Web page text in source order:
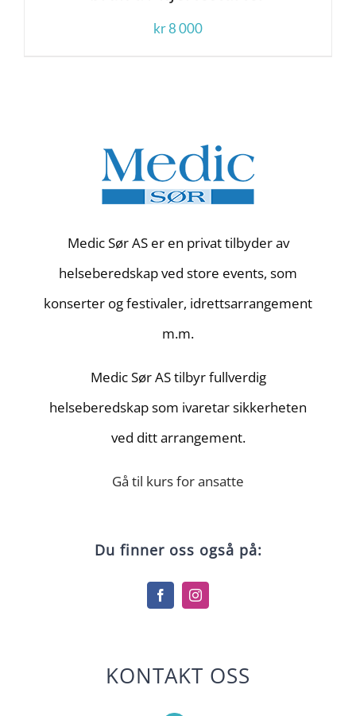
kr8 000
Medic Sør AS er en privat tilbyder av
helseberedskap ved store events, som
konserter og festivaler, idrettsarrangement
m.m.
Medic Sør AS tilbyr fullverdig
helseberedskap som ivaretar sikkerheten
ved ditt arrangement.
Gå til kurs for ansatte
Du finner oss også på:
KONTAKT OSS